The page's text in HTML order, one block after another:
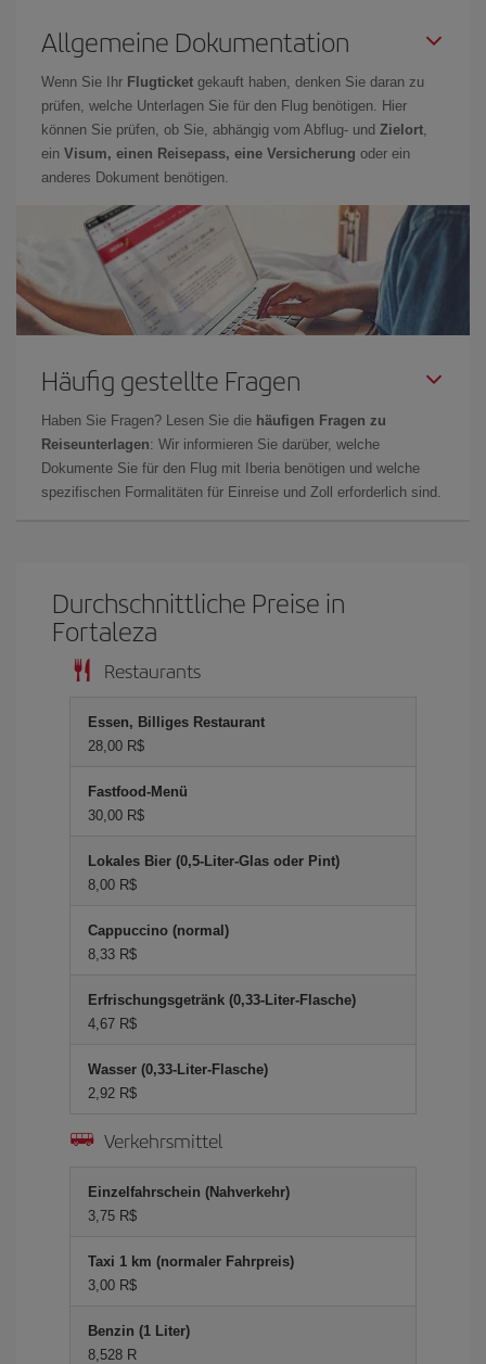
Allgemeine Dokumentation
Wenn Sie Ihr Flugticket gekauft haben, denken Sie daran zu
prüfen, welche Unterlagen Sie für den Flug benötigen. Hier
können Sie prüfen, ob Sie, abhängig vom Abflug- und Zielort
ein Visum, einen Reisepass, eine Versicherung oder ein
anderes Dokument benötigen.
Häufig gestellte Fragen
Haben Sie Fragen? Lesen Sie die häufigen Fragen zu
Reiseunterlagen: Wir informieren Sie darüber, welche
Dokumente Sie für den Flug mit Iberia benötigen und welche
spezifischen Formalitäten für Einreise und Zoll erforderlich sind.
Durchschnittliche Preise in
Fortaleza
Restaurants
Essen, Billiges Restaurant
28,00 R$
Fastfood-Menü
30,00 R$
Lokales Bier (0,5-Liter-Glas oder Pint)
8,00 R$
Cappuccino (normal)
8,33 R$
Erfrischungsgetränk (0,33-Liter-Flasche)
4,67 R$
Wasser (0,33-Liter-Flasche)
2,92 R$
Verkehrsmittel
Einzelfahrschein (Nahverkehr)
3,75 R$
Taxi 1 km (normaler Fahrpreis)
3,00 R$
Benzin (1 Liter)
8,528 R